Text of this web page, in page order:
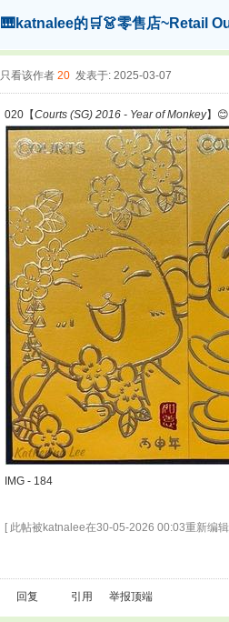
🎹katnalee的🛒👗零售店~Retail
只看该作者 20 发表于: 2025-03-07
020【Courts (SG) 2016 - Year of Monkey】😊
IMG - 184
[ 此帖被katnalee在30-05-2026 00:03重新编
回复 引用 举报顶端